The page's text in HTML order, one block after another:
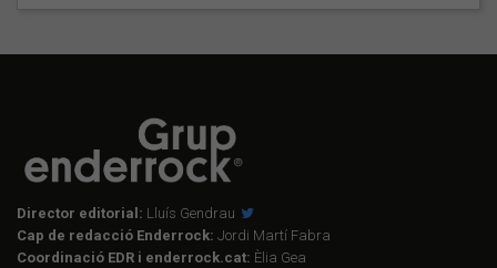
Director editorial: Lluís Gendrau
Cap de redacció Enderrock: Jordi Martí Fabra
Coordinació EDR i enderrock.cat: Èlia Gea